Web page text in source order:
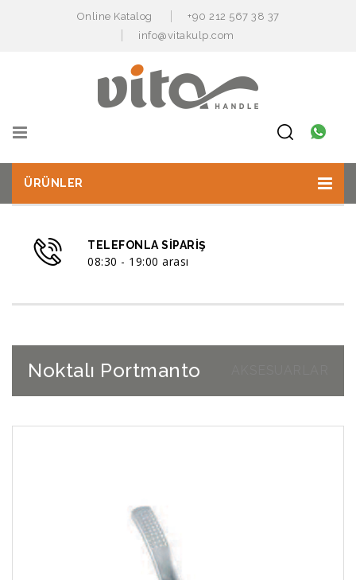
Online Katalog
+90 212 567 38 37
info@vitakulp.com
ÜRÜNLER
TELEFONLA SIPARIŞ
08:30 - 19:00 arası
Noktalı Portmanto